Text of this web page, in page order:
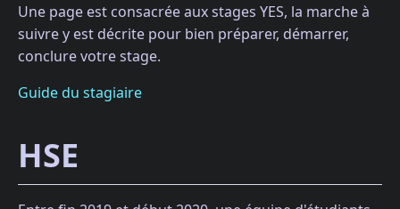
Une page est consacrée aux stages YES, la marche à
suivre y est décrite pour bien préparer, démarrer,
conclure votre stage.
Guide du stagiaire
HSE